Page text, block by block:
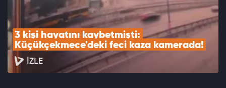
3 kişi hayatını kaybetmişti:
Küçükçekmece'deki feci kaza kamerada!
İZLE